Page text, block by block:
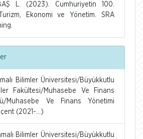
L. (2023). Cumhuriyetin 100.
Ekonomi ve Yönetim. SRA
Bilimler Üniversitesi/Büyükkutlu
Fakültesi/Muhasebe Ve Finans
Muhasebe Ve Finans Yönetimi
(2021-...)
Bilimler Üniversitesi/Büyükkutlu